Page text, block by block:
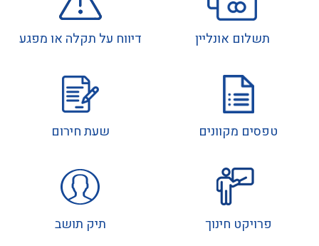
תשלום אונליין דיווח על תקלה או מפגע
טפסים מקוונים שעת חירום
פרויקט חינוך תיק תושב